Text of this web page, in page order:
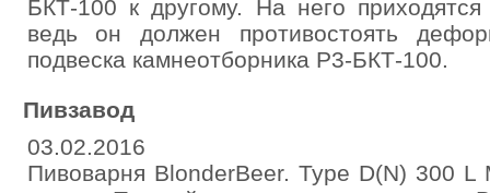
БКТ-100 к другому. На него
ведь он должен противостоять
подвеска камнеотборника Р3-БКТ-100.
Пивзавод
03.02.2016
Пивоварня BlonderBeer. Type D(N) 300